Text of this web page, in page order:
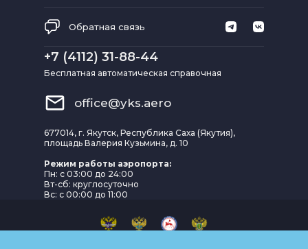
Обратная связь
+7 (4112) 31-88-44
Бесплатная автоматическая справочная
office@yks.aero
677014, г. Якутск, Республика Саха (Якутия),
площадь Валерия Кузьмина, д. 10
Режим работы аэропорта:
Пн: с 03:00 до 24:00
Вт-сб: круглосуточно
Вс: с 00:00 до 11:00